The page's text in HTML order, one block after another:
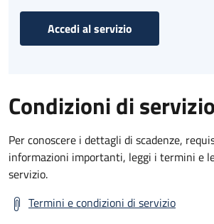
Accedi al servizio
Condizioni di servizio
Per conoscere i dettagli di scadenze,
informazioni importanti, leggi i termini e
servizio.
Termini e condizioni di servizio